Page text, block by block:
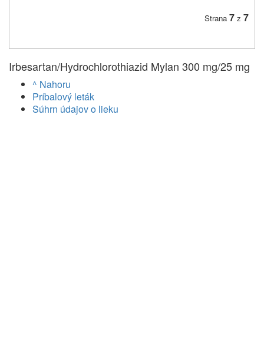
Strana 7 z 7
Irbesartan/Hydrochlorothiazid Mylan 300 mg/25 mg
^ Nahoru
Príbalový leták
Súhrn údajov o lieku